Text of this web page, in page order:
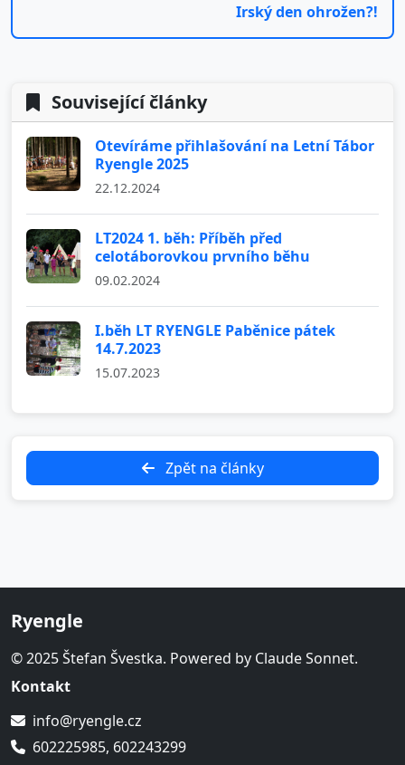
Irský den ohrožen?!
Související články
Otevíráme přihlašování na Letní Tábor
Ryengle 2025
22.12.2024
LT2024 1. běh: Příběh před
celotáborovkou prvního běhu
09.02.2024
I.běh LT RYENGLE Paběnice pátek
14.7.2023
15.07.2023
Zpět na články
Ryengle
© 2025 Štefan Švestka. Powered by Claude Sonnet.
Kontakt
info@ryengle.cz
602225985, 602243299